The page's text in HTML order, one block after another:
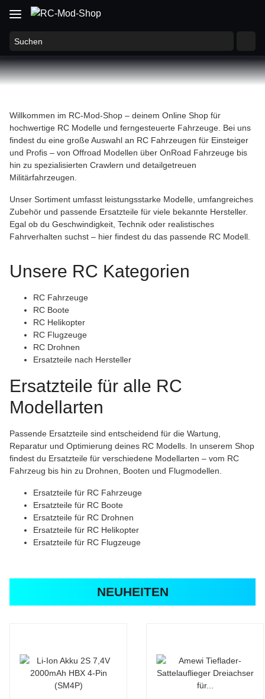
Willkommen im RC-Mod-Shop – deinem Online Shop für
hochwertige RC Modelle und ferngesteuerte Fahrzeuge. Bei uns
findest du eine große Auswahl an RC Fahrzeugen für Einsteiger
und Profis – von Offroad Modellen über OnRoad Fahrzeuge bis
hin zu spezialisierten Crawlern und detailgetreuen
Militärfahrzeugen.
Unser Sortiment umfasst leistungsstarke Modelle, umfangreiches
Zubehör und passende Ersatzteile für viele bekannte Hersteller.
Egal ob du Geschwindigkeit, Technik oder realistisches
Fahrverhalten suchst – hier findest du das passende RC Modell.
Unsere RC Kategorien
RC Fahrzeuge
RC Boote
RC Helikopter
RC Flugzeuge
RC Drohnen
Ersatzteile nach Hersteller
Ersatzteile für alle RC
Modellarten
Passende Ersatzteile sind entscheidend für die Wartung,
Reparatur und Optimierung deines RC Modells. In unserem Shop
findest du Ersatzteile für verschiedene Modellarten – vom RC
Fahrzeug bis hin zu Drohnen, Booten und Flugmodellen.
Ersatzteile für RC Fahrzeuge
Ersatzteile für RC Boote
Ersatzteile für RC Drohnen
Ersatzteile für RC Helikopter
Ersatzteile für RC Flugzeuge
NEUHEITEN